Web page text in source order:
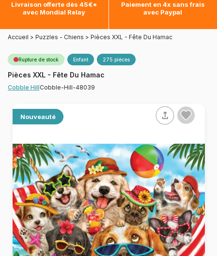
Livraison offerte dès 45€*
avec Mondial Relay
Paiement en 4x sans frais
avec Paypal
Accueil > Puzzles - Chiens > Pièces XXL - Fête Du Hamac
Rupture de stock Enfant 275 pièces
Pièces XXL - Fête Du Hamac
Cobble Hill Cobble-Hill-48039
Nouveauté